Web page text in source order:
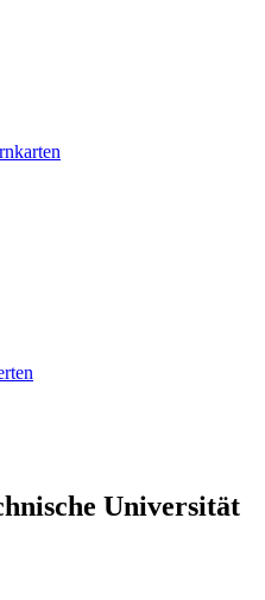
Universität